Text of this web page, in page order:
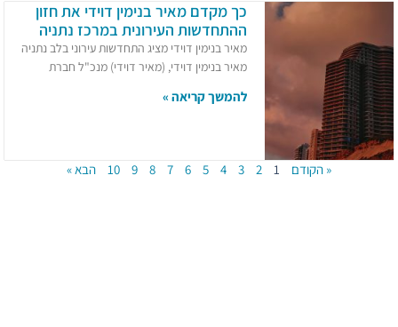
כך מקדם מאיר בנימין דוידי את חזון
ההתחדשות העירונית במרכז נתניה
מאיר בנימין דוידי מציג התחדשות עירוני בלב נתניה
מאיר בנימין דוידי, (מאיר דוידי) מנכ"ל חברת
להמשך קריאה »
« הקודם 1
2
3
4
5
6
7
8
9
10 הבא »